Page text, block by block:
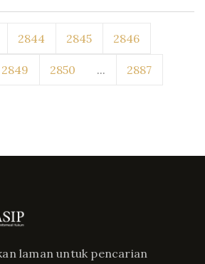
2844 2845 2846
2849 2850 ... 2887
laman untuk pencarian